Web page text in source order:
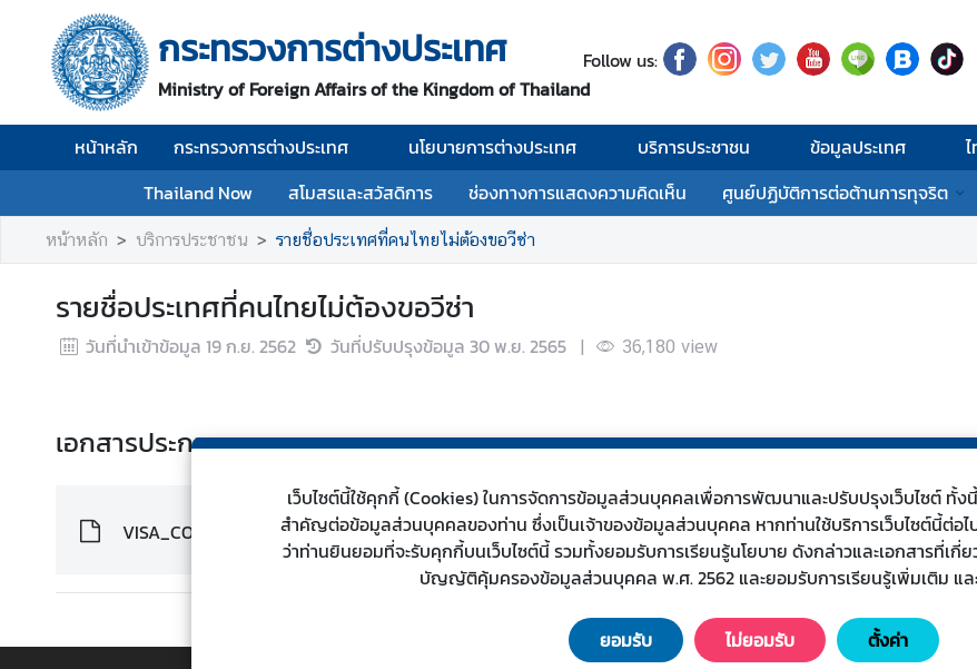
กระทรวงการต่างประเทศ
Ministry of Foreign Affairs of the Kingdom of Thailand
Follow us:
หน้าหลัก กระทรวงการต่างประเทศ นโยบายการต่างประเทศ บริการประชาชน ข้อมูลประเทศ
Thailand Now
สโมสรและสวัสดิการ ช่องทางการแสดงความคิดเห็น ศูนย์ปฏิบัติการต่อต้านการทุจริต
ห
น้
า
ก
ก
ะ
ท
ร
ก
ป
ะ
หน้าหลัก บริการประชาชน รายชื่อประเทศที่คนไทยไม่ต้องขอวีซ่า
รายชื่อประเทศที่คนไทยไม่ต้องขอวีซ่า
วันที่นำเข้าข้อมูล 19 ก.ย. 2562 วันที่ปรับปรุงข้อมูล 30 พ.ย. 2565 | 36,180 view
เอกสารประกอบ
VISA_COUNTRY
เว็บไซต์นี้ใช้คุกกี้ (Cookies) ในการจัดการข้อมูลส่วนบุคคลเพื่อการพัฒนาและปรับปรุงเว็บไซต์ ทั้งนี้
สำคัญต่อข้อมูลส่วนบุคคลของท่าน ซึ่งเป็นเจ้าของข้อมูลส่วนบุคคล หากท่านใช้บริการเว็บไซต์นี้ต่อไ
ว่าท่านยินยอมที่จะรับคุกกี้บนเว็บไซต์นี้ รวมทั้งยอมรับการเรียนรู้นโยบาย ดังกล่าวและเอกสารที่เกี่
บัญญัติคุ้มครองข้อมูลส่วนบุคคล พ.ศ. 2562 และยอมรับการเรียนรู้เพิ่มเติม แล
ยอมรับ ไม่ยอมรับ ตั้งค่า